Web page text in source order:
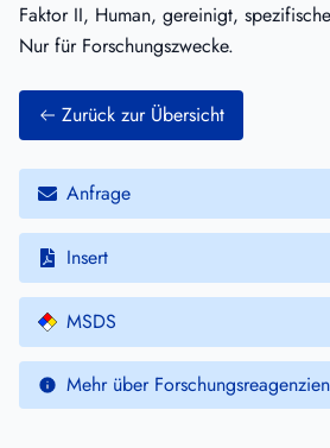
Faktor II, Human, gereinigt,
Nur für Forschungszwecke.
Zurück zur Übersicht
Anfrage
Insert
MSDS
Mehr über Forschungsreagenzien